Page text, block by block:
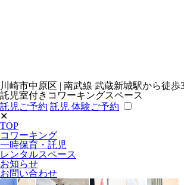
川崎市中原区 | 南武線 武蔵新城駅から徒歩
託児室付きコワーキングスペース
託児ご予約 託児 体験ご予約
✕
TOP
コワーキング
一時保育・託児
レンタルスペース
お知らせ
お問い合わせ